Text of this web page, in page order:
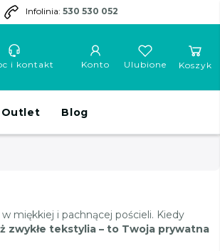
Infolinia: 530 530 052
i kontakt Konto Koszyk
Ulubione
Outlet Blog
miękkiej i pachnącej pościeli. Kiedy
zwykłe tekstylia – to Twoja prywatna